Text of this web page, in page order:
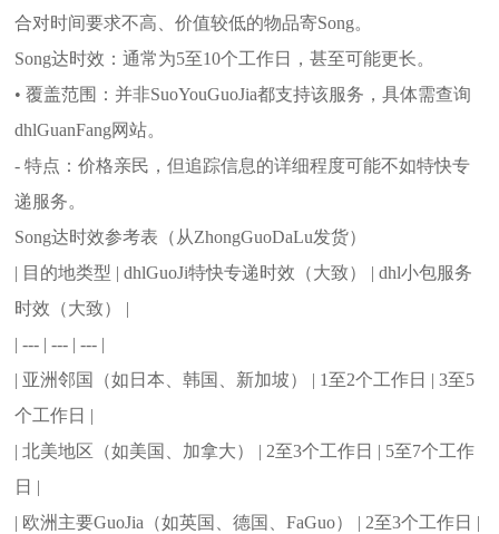
合对时间要求不高、价值较低的物品寄Song。
Song达时效：通常为5至10个工作日，甚至可能更长。
• 覆盖范围：并非SuoYouGuoJia都支持该服务，具体需查询
dhlGuanFang网站。
- 特点：价格亲民，但追踪信息的详细程度可能不如特快专
递服务。
Song达时效参考表（从ZhongGuoDaLu发货）
| 目的地类型 | dhlGuoJi特快专递时效（大致） | dhl小包服务
时效（大致） |
| --- | --- | --- |
| 亚洲邻国（如日本、韩国、新加坡） | 1至2个工作日 | 3至5
个工作日 |
| 北美地区（如美国、加拿大） | 2至3个工作日 | 5至7个工作
日 |
| 欧洲主要GuoJia（如英国、德国、FaGuo） | 2至3个工作日 |